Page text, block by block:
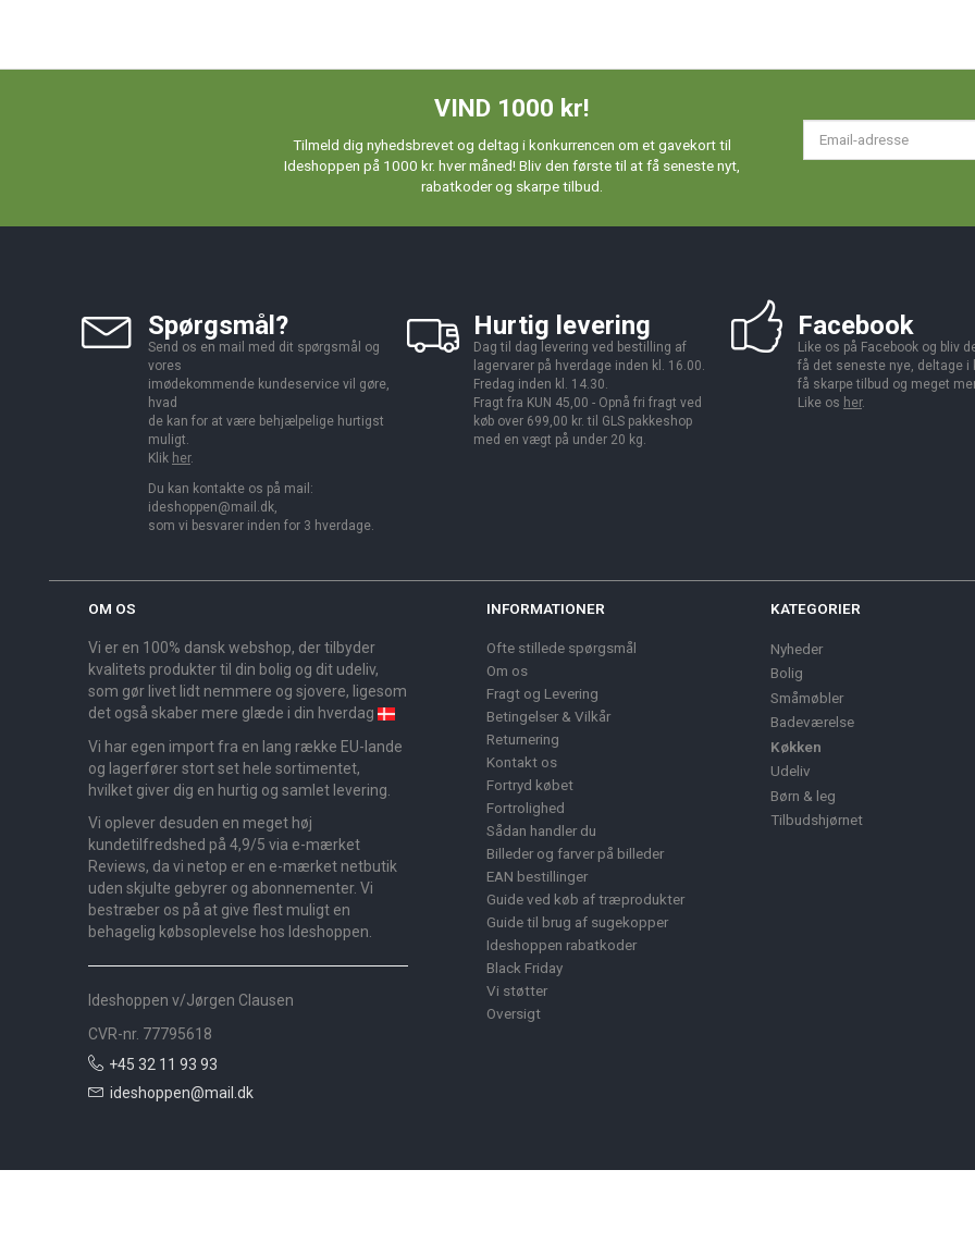
VIND 1000 kr!
Tilmeld dig nyhedsbrevet og deltag i konkurrencen om et gavekort til
Ideshoppen på 1000 kr. hver måned! Bliv den første til at få seneste nyt,
rabatkoder og skarpe tilbud.
Spørgsmål?
Send os en mail med dit spørgsmål og
vores
imødekommende kundeservice vil gøre,
hvad
de kan for at være behjælpelige hurtigst
muligt.
Klik her.
Du kan kontakte os på mail:
ideshoppen@mail.dk,
som vi besvarer inden for 3 hverdage.
Hurtig levering
Dag til dag levering ved bestilling af
lagervarer på hverdage inden kl. 16.00.
Fredag inden kl. 14.30.
Fragt fra KUN 45,00 - Opnå fri fragt ved
køb over 699,00 kr. til GLS pakkeshop
med en vægt på under 20 kg.
Facebook
Like os på Facebook og bliv
få det seneste nye, deltage i
få skarpe tilbud og meget
Like os her.
OM OS
Vi er en 100% dansk webshop, der tilbyder
kvalitets produkter til din bolig og dit udeliv,
som gør livet lidt nemmere og sjovere, ligesom
det også skaber mere glæde i din hverdag
Vi har egen import fra en lang række EU-lande
og lagerfører stort set hele sortimentet,
hvilket giver dig en hurtig og samlet levering.
Vi oplever desuden en meget høj
kundetilfredshed på 4,9/5 via e-mærket
Reviews, da vi netop er en e-mærket netbutik
uden skjulte gebyrer og abonnementer. Vi
bestræber os på at give flest muligt en
behagelig købsoplevelse hos Ideshoppen.
Ideshoppen v/Jørgen Clausen
CVR-nr. 77795618
+45 32 11 93 93
ideshoppen@mail.dk
INFORMATIONER
Ofte stillede spørgsmål
Om os
Fragt og Levering
Betingelser & Vilkår
Returnering
Kontakt os
Fortryd købet
Fortrolighed
Sådan handler du
Billeder og farver på billeder
EAN bestillinger
Guide ved køb af træprodukter
Guide til brug af sugekopper
Ideshoppen rabatkoder
Black Friday
Vi støtter
Oversigt
KATEGORIER
Nyheder
Bolig
Småmøbler
Badeværelse
Køkken
Udeliv
Børn & leg
Tilbudshjørnet